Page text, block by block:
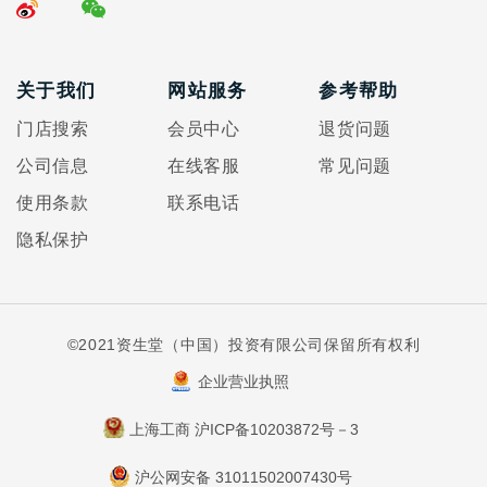
关于我们
门店搜索
公司信息
使用条款
隐私保护
网站服务
会员中心
在线客服
联系电话
参考帮助
退货问题
常见问题
©2021资生堂（中国）投资有限公司保留所有权利
企业营业执照
上海工商 沪ICP备10203872号－3
沪公网安备 31011502007430号